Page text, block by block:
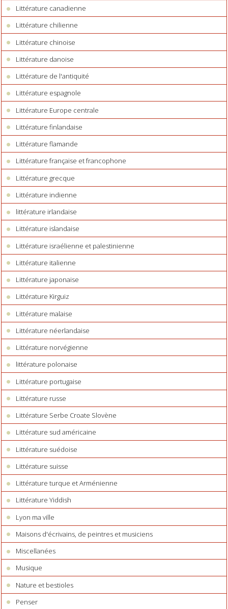
Littérature canadienne
Littérature chilienne
Littérature chinoise
Littérature danoise
Littérature de l'antiquité
Littérature espagnole
Littérature Europe centrale
Littérature finlandaise
Littérature flamande
Littérature française et francophone
Littérature grecque
Littérature indienne
littérature irlandaise
Littérature islandaise
Littérature israélienne et palestinienne
Littérature italienne
Littérature japonaise
Littérature Kirguiz
Littérature malaise
Littérature néerlandaise
Littérature norvégienne
littérature polonaise
Littérature portugaise
Littérature russe
Littérature Serbe Croate Slovène
Littérature sud américaine
Littérature suédoise
Littérature suisse
Littérature turque et Arménienne
Littérature Yiddish
Lyon ma ville
Maisons d'écrivains, de peintres et musiciens
Miscellanées
Musique
Nature et bestioles
Penser